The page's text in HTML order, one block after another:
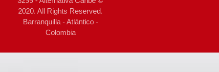
2020. All Rights Reserved.
Barranquilla - Atlántico -
Colombia